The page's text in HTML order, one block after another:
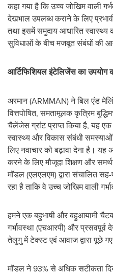
कहा गया है कि उच्च जोखिम वाली
देखभाल उपलब्ध कराने के लिए
तथा इसमें समुदाय आधारित स्वास्थ्य
सुविधाओं के बीच मजबूत संबंधों की
आर्टिफिशियल इंटेलिजेंस का उपयोग
अरमान (ARMMAN) ने बिल एंड
वित्तपोषित, समतामूलक कृत्रिम
चैलेंजेस ग्रांट प्राप्त किया है, यह
स्वास्थ्य और विकास संबंधी
लिए नवाचार को बढ़ावा देना है।
करने के लिए मौजूदा शिक्षण और
मॉडल (एलएलएम) द्वारा संचालित
रहा है ताकि वे उच्च जोखिम वाली
हमने एक बहुभाषी और बहुआयामी
गर्भावस्था (एचआरपी) और
तेलुगु में टेक्स्ट एवं आवाज द्वारा पूछे
मॉडल ने 93% से अधिक सटीकता